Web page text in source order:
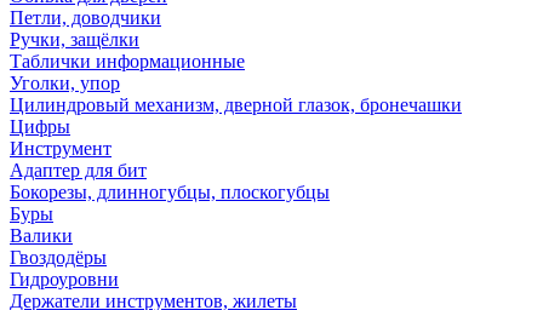
Петли, доводчики
Ручки, защёлки
Таблички информационные
Уголки, упор
Цилиндровый механизм, дверной глазок, бронечашки
Цифры
Инструмент
Адаптер для бит
Бокорезы, длинногубцы, плоскогубцы
Буры
Валики
Гвоздодёры
Гидроуровни
Держатели инструментов, жилеты